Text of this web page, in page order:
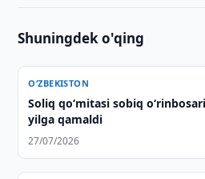
Shuningdek o'qing
O‘ZBEKISTON
Soliq qo‘mitasi sobiq
yilga qamaldi
27/07/2026